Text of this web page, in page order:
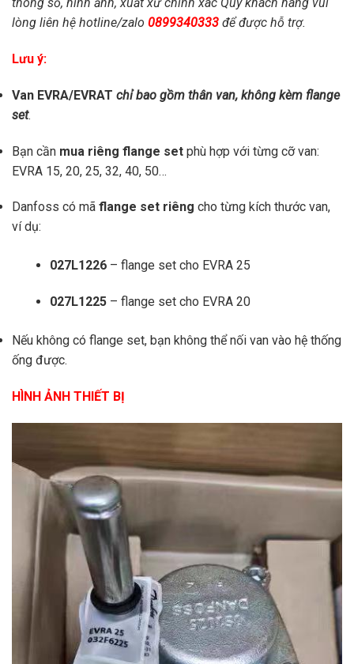
lòng liên hệ hotline/zalo 0899340333 để được hỗ trợ.
Lưu ý:
Van EVRA/EVRAT chỉ bao gồm thân van, không kèm flange
set.
Bạn cần mua riêng flange set phù hợp với từng cỡ van:
EVRA 15, 20, 25, 32, 40, 50…
Danfoss có mã flange set riêng cho từng kích thước van,
ví dụ:
027L1226 – flange set cho EVRA 25
027L1225 – flange set cho EVRA 20
Nếu không có flange set, bạn không thể nối van vào hệ thống
ống được.
HÌNH ẢNH THIẾT BỊ